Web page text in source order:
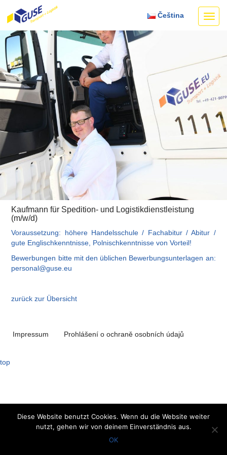
Čeština
Kaufmann für Spedition- und Logistikdienstleistung
(m/w/d)
Voraussetzung: höhere Handelsschule / Fachabitur / Abitur /
gute Englischkenntnisse, Polnischkenntnisse von Vorteil!
Bewerbungen bitte mit den üblichen Bewerbungsunterlagen an:
personal@guse.eu
zurück zur Übersicht
Impressum Prohlášení o ochraně osobních údajů
Diese Website benutzt Cookies. Wenn du die Website weiter
nutzt, gehen wir von deinem Einverständnis aus.
OK
top